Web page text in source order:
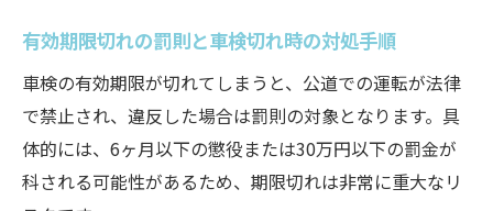
有効期限切れの罰則と車検切れ時の対処手順
車検の有効期限が切れてしまうと、公道での運転が法律
で禁止され、違反した場合は罰則の対象となります。具
体的には、6ヶ月以下の懲役または30万円以下の罰金が
科される可能性があるため、期限切れは非常に重大なリ